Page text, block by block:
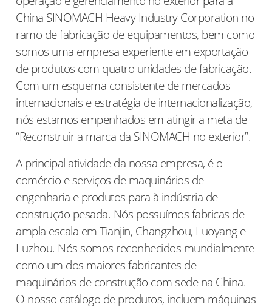
China SINOMACH Heavy Industry Corporation no
ramo de fabricação de equipamentos, bem como
somos uma empresa experiente em exportação
de produtos com quatro unidades de fabricação.
Com um esquema consistente de mercados
internacionais e estratégia de internacionalização,
nós estamos empenhados em atingir a meta de
“Reconstruir a marca da SINOMACH no exterior”.
A principal atividade da nossa empresa, é o
comércio e serviços de maquinários de
engenharia e produtos para à indústria de
construção pesada. Nós possuímos fabricas de
ampla escala em Tianjin, Changzhou, Luoyang e
Luzhou. Nós somos reconhecidos mundialmente
como um dos maiores fabricantes de
maquinários de construção com sede na China.
O nosso catálogo de produtos, incluem máquinas